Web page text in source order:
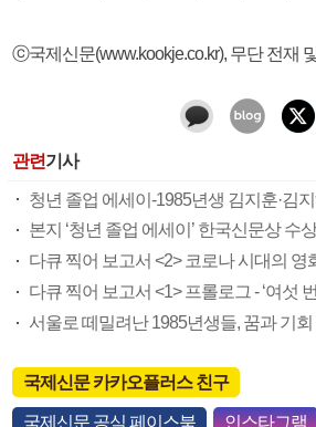
ⓒ국제신문(www.kookje.co.kr), 무단 전재
관련기사
본지 ‘청년 졸업 에세이’ 한국신문상 수상
다큐 찍어 보고서 <2> 코로나 시대의 영
다큐 찍어 보고서 <1> 프롤로그 - ‘여섯
서울로 떼밀려난 1985년생들, 꿈과 기
국제신문 카카오플러스 친구
국제신문 공식 페이스북 인스타그램